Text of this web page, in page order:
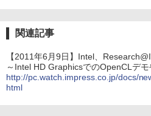
関連記事
【2011年6月9日】Intel、
～Intel HD GraphicsでのOpenCLデ
http://pc.watch.impress.co.jp/docs/
html